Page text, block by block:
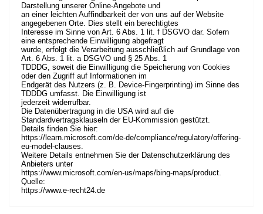
Darstellung unserer Online-Angebote und
an einer leichten Auffindbarkeit der von uns auf der Website
angegebenen Orte. Dies stellt ein berechtigtes
Interesse im Sinne von Art. 6 Abs. 1 lit. f DSGVO dar. Sofern
eine entsprechende Einwilligung abgefragt
wurde, erfolgt die Verarbeitung ausschließlich auf Grundlage von
Art. 6 Abs. 1 lit. a DSGVO und § 25 Abs. 1
TDDDG, soweit die Einwilligung die Speicherung von Cookies
oder den Zugriff auf Informationen im
Endgerät des Nutzers (z. B. Device-Fingerprinting) im Sinne des
TDDDG umfasst. Die Einwilligung ist
jederzeit widerrufbar.
Die Datenübertragung in die USA wird auf die
Standardvertragsklauseln der EU-Kommission gestützt.
Details finden Sie hier:
https://learn.microsoft.com/de-de/compliance/regulatory/offering-
eu-model-clauses.
Weitere Details entnehmen Sie der Datenschutzerklärung des
Anbieters unter
https://www.microsoft.com/en-us/maps/bing-maps/product.
Quelle:
https://www.e-recht24.de